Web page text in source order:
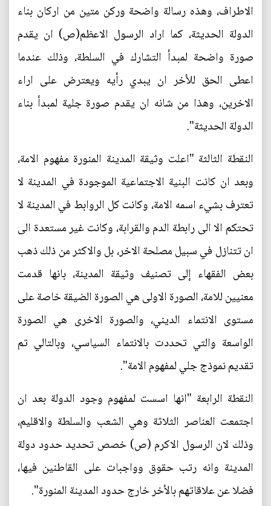
الاطراف، وهذه رسالة واضحة وركن متين من اركان بناء
الدولة الحديثة، كما اراد الرسول الاعظم(ص) ان يقدم
صورة واضحة لمبدأ التشارك في السلطة، وذلك عندما
اعطى الحق للأخر ان يبدي رأيه ويعترض على اراء
الاخرين، وهذا من شانه ان يقدم صورة جلية لمبدأ بناء
الدولة الحديثة".
النقطة الثالثة "اعلت وثيقة المدينة المنورة مفهوم الامة،
وبعد ان كانت البنية الاجتماعية الموجودة في المدينة لا
تعترف بشيء اسمه الامة، وكانت كل الروابط في المدينة لا
تحتكم الا الى رابطة الدم والقرابة، وكانت غير مستعدة الى
ان تتنازل في سبيل مصلحة الاخر، بل والاكثر من ذلك ذهب
بعض الفقهاء إلى تصنيف وثيقة المدينة، بانها قدمت
معنيين للامة، الصورة الاولى هي الصورة الضيقة خاصة على
مستوى الانتماء الديني، والصورة الاخرى هي الصورة
الواسعة والتي تحددت بالانتماء السياسي، وبالتالي تم
تقديم نموذج جلي لمفهوم الامة".
النقطة الرابعة "انها اسست لمفهوم وجود الدولة بعد ان
اجتمعت العناصر الثلاثة وهي الشعب والسلطة والاقليم،
وذلك لان الرسول الاكرم (ص) خصص تحديد حدود دولة
المدينة وانه رتب حقوق وواجبات على القاطنين فيها،
فضلا عن علاقاتهم بالأخر خارج حدود المدينة المنورة".